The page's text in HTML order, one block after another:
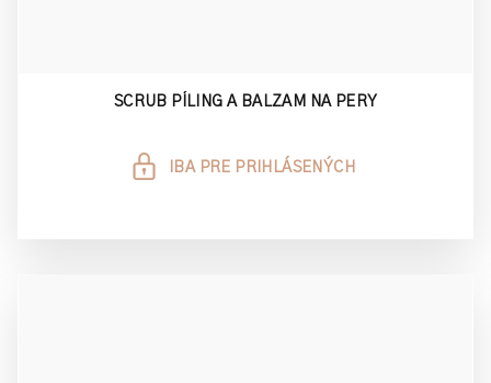
SCRUB PÍLING A BALZAM NA PERY
IBA PRE PRIHLÁSENÝCH